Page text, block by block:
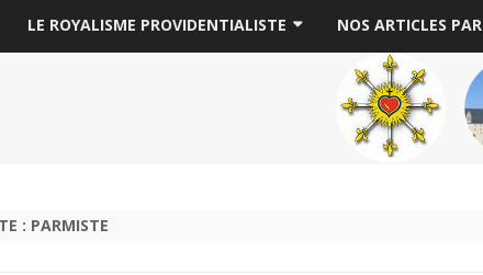
LE ROYALISME PROVIDENTIALISTE NOS ARTICLES PAR
THÉME
AUTEUR
: PARMISTE